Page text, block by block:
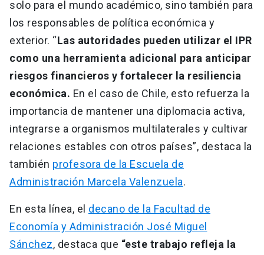
solo para el mundo académico, sino también para
los responsables de política económica y
exterior. “Las autoridades pueden utilizar el IPR
como una herramienta adicional para anticipar
riesgos financieros y fortalecer la resiliencia
económica. En el caso de Chile, esto refuerza la
importancia de mantener una diplomacia activa,
integrarse a organismos multilaterales y cultivar
relaciones estables con otros países”, destaca la
también profesora de la Escuela de
Administración Marcela Valenzuela.
En esta línea, el decano de la Facultad de
Economía y Administración José Miguel
Sánchez, destaca que “este trabajo refleja la